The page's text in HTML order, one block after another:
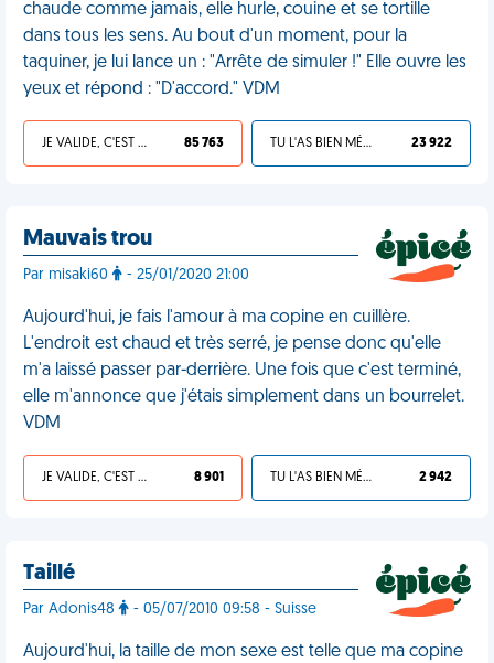
chaude comme jamais, elle hurle, couine et se tortille
dans tous les sens. Au bout d'un moment, pour la
taquiner, je lui lance un : "Arrête de simuler !" Elle ouvre les
yeux et répond : "D'accord." VDM
JE VALIDE, C'EST UNE VDM 85 763 TU L'AS BIEN MÉRITÉ 23 922
Mauvais trou
Par misaki60 - 25/01/2020 21:00
Aujourd'hui, je fais l'amour à ma copine en cuillère.
L'endroit est chaud et très serré, je pense donc qu'elle
m'a laissé passer par-derrière. Une fois que c'est terminé,
elle m'annonce que j'étais simplement dans un bourrelet.
VDM
JE VALIDE, C'EST UNE VDM 8 901 TU L'AS BIEN MÉRITÉ 2 942
Taillé
Par Adonis48 - 05/07/2010 09:58 - Suisse
Aujourd'hui, la taille de mon sexe est telle que ma copine